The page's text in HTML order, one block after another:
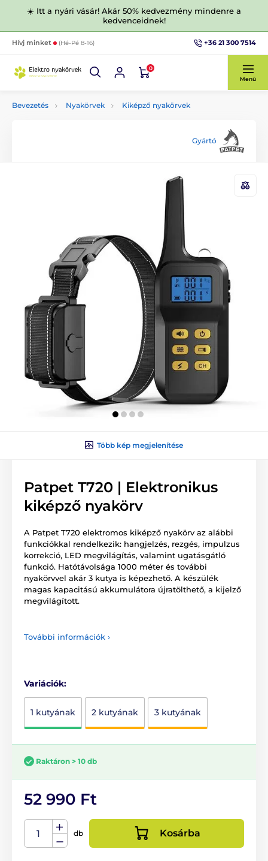
☀️ Itt a nyári vásár! Akár 50% kedvezmény mindenre a
kedvenceidnek!
Hívj minket (Hé-Pé 8-16) +36 21 300 7514
0
Menü
Bevezetés Nyakörvek Kiképző nyakörvek
Gyártó
Több kép megjelenítése
Patpet T720 | Elektronikus
kiképző nyakörv
A Patpet T720 elektromos kiképző nyakörv az alábbi
funkciókkal rendelkezik: hangjelzés, rezgés, impulzus
korrekció, LED megvilágítás, valamint ugatásgátló
funkció. Hatótávolsága 1000 méter és további
nyakörvvel akár 3 kutya is képezhető. A készülék
magas kapacitású akkumulátora újratölthető, a kijelző
megvilágított.
További információk ›
Variációk:
1 kutyának 2 kutyának 3 kutyának
Raktáron > 10 db
52 990 Ft
db Kosárba